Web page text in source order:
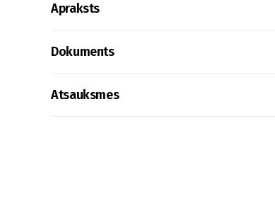
Apraksts
Dokuments
Atsauksmes